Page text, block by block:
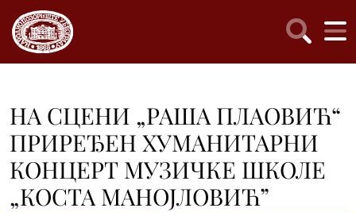
НА СЦЕНИ „РАША ПЛАОВИЋ“
ПРИРЕЂЕН ХУМАНИТАРНИ
КОНЦЕРТ МУЗИЧКЕ ШКОЛЕ
„КОСТА МАНОЈЛОВИЋ”